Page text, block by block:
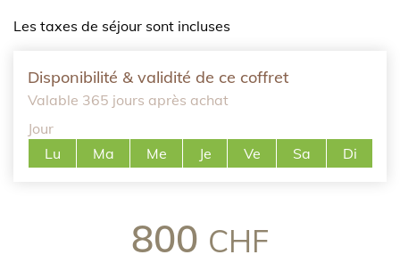
Les taxes de séjour sont incluses
Disponibilité & validité de ce coffret
Valable 365 jours après achat
Jour
Lu
Ma Me Je Ve Sa Di
800 CHF